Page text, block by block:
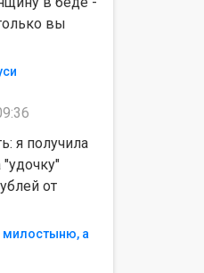
вы
я получила
от
милостыню, а